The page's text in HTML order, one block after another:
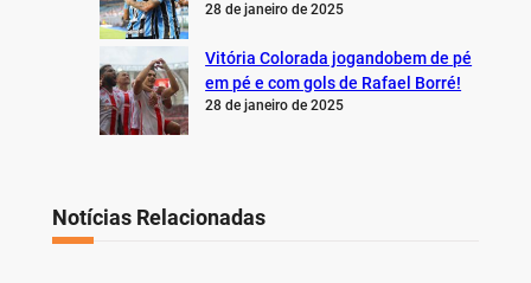
28 de janeiro de 2025
Vitória Colorada jogandobem de pé
em pé e com gols de Rafael Borré!
28 de janeiro de 2025
Notícias Relacionadas